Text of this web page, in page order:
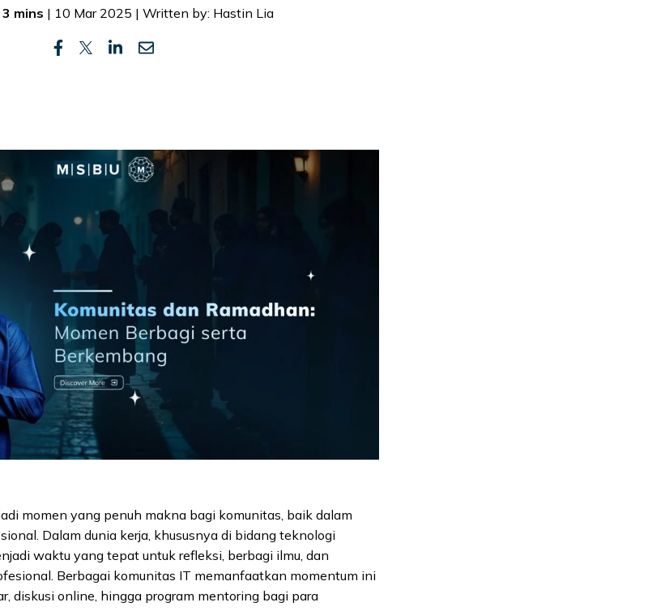
3 mins | 10 Mar 2025 | Written by: Hastin Lia
momen yang penuh makna bagi komunitas, baik dalam
Dalam dunia kerja, khususnya di bidang teknologi
waktu yang tepat untuk refleksi, berbagi ilmu, dan
Berbagai komunitas IT memanfaatkan momentum ini
diskusi online, hingga program mentoring bagi para